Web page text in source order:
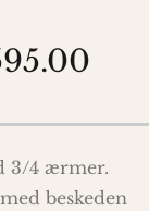
3/4 ærmer.
beskeden